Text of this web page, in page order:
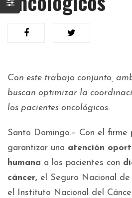
Con este trabajo conjunto,
buscan optimizar la
los pacientes oncológicos.
Santo Domingo.– Con el firme
garantizar una atención
humana a los pacientes con
cáncer, el Seguro Nacional de
el Instituto Nacional del